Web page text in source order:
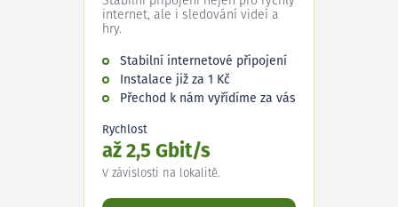
internet, ale i sledování videí a
hry.
Stabilní internetové připojení
Instalace již za 1 Kč
Přechod k nám vyřídíme za vás
Rychlost
až 2,5 Gbit/s
V závislosti na lokalitě.